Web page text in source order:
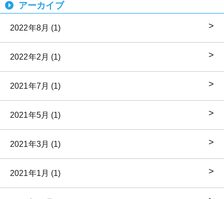
アーカイブ
2022年8月 (1)
2022年2月 (1)
2021年7月 (1)
2021年5月 (1)
2021年3月 (1)
2021年1月 (1)